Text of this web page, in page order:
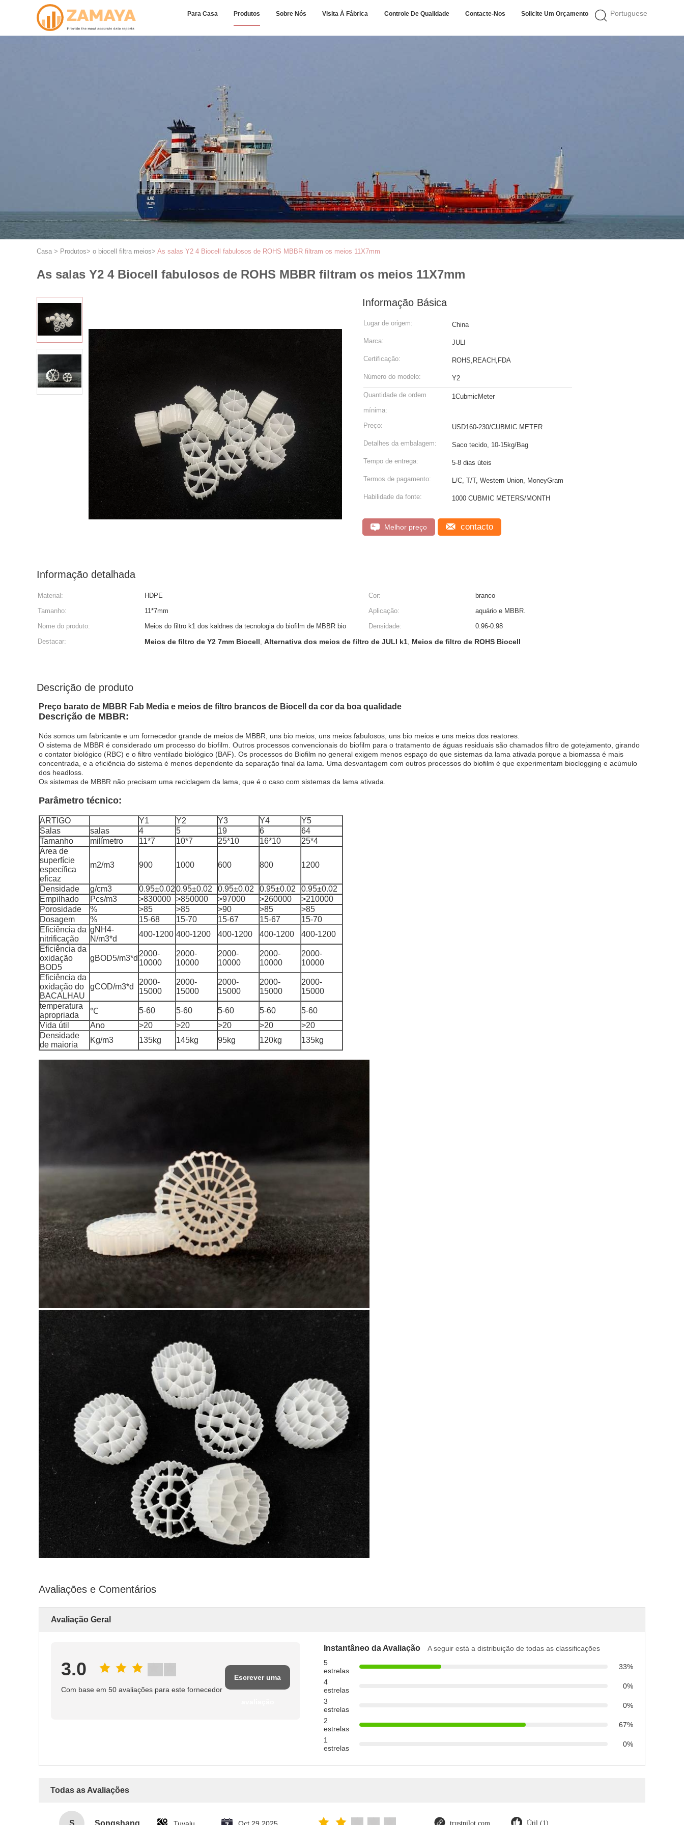
Portuguese
Para Casa Produtos Sobre Nós Visita À Fábrica Controle De Qualidade Contacte-Nos Solicite Um Orçamento
Casa > Produtos> o biocell filtra meios> As salas Y2 4 Biocell fabulosos de ROHS MBBR filtram os meios 11X7mm
As salas Y2 4 Biocell fabulosos de ROHS MBBR filtram os meios 11X7mm
Informação Básica
Lugar de origem: China
Marca: JULI
Certificação: ROHS,REACH,FDA
Número do modelo: Y2
Quantidade de ordem
mínima:
1CubmicMeter
Preço: USD160-230/CUBMIC METER
Detalhes da embalagem: Saco tecido, 10-15kg/Bag
Tempo de entrega: 5-8 dias úteis
Termos de pagamento: L/C, T/T, Western Union, MoneyGram
Habilidade da fonte: 1000 CUBMIC METERS/MONTH
Melhor preço contacto
Informação detalhada
Material: HDPE Cor:
branco
Tamanho:
11*7mm Aplicação:
aquário e MBBR.
Nome do produto:
Meios do filtro k1 dos kaldnes da tecnologia do biofilm de MBBR bio Densidade:
0.96-0.98
Destacar:
Meios de filtro de Y2 7mm Biocell, Alternativa dos meios de filtro de JULI k1, Meios de filtro de ROHS Biocell
Descrição de produto
Preço barato de MBBR Fab Media e meios de filtro brancos de Biocell da cor da boa qualidade
Descrição de MBBR:
Nós somos um fabricante e um fornecedor grande de meios de MBBR, uns bio meios, uns meios fabulosos, uns bio meios e uns meios dos reatores.
O sistema de MBBR é considerado um processo do biofilm. Outros processos convencionais do biofilm para o tratamento de águas residuais são chamados filtro de gotejamento, girando
o contator biológico (RBC) e o filtro ventilado biológico (BAF). Os processos do Biofilm no general exigem menos espaço do que sistemas da lama ativada porque a biomassa é mais
concentrada, e a eficiência do sistema é menos dependente da separação final da lama. Uma desvantagem com outros processos do biofilm é que experimentam bioclogging e acúmulo
dos headloss.
Os sistemas de MBBR não precisam uma reciclagem da lama, que é o caso com sistemas da lama ativada.
Parâmetro técnico:
ARTIGO Y1 Y2 Y3 Y4
Y5
Salas
salas 4 5 19 6
64
Tamanho
milímetro 11*7 10*7 25*10 16*10
25*4
Área de
superfície
específica
eficaz
m2/m3 900 1000 600 800 1200
Densidade g/cm3 0.95±0.020.95±0.02 0.95±0.02 0.95±0.02
0.95±0.02
Empilhado
Pcs/m3 >830000 >850000 >97000 >260000
>210000
Porosidade
% >85 >85 >90 >85
>85
Dosagem
% 15-68 15-70 15-67 15-67
15-70
Eficiência da
nitrificação
gNH4-
N/m3*d
400-1200 400-1200 400-1200 400-1200
400-1200
Eficiência da
oxidação
BOD5
gBOD5/m3*d
2000-
10000
2000-
10000
2000-
10000
2000-
10000
2000-
10000
Eficiência da
oxidação do
BACALHAU
gCOD/m3*d
2000-
15000
2000-
15000
2000-
15000
2000-
15000
2000-
15000
temperatura
apropriada
℃ 5-60 5-60 5-60 5-60
5-60
Vida útil
Ano >20 >20 >20 >20
>20
Densidade
de maioria
Kg/m3 135kg 145kg 95kg 120kg 135kg
Avaliações e Comentários
Avaliação Geral
3.0
Com base em 50 avaliações para este fornecedor
Escrever uma
Instantâneo da Avaliação
A seguir está a distribuição de todas as classificações
5
estrelas
33%
4
estrelas
0%
3
estrelas
0%
2
estrelas
67%
1
estrelas
0%
Todas as Avaliações
S Songshang trustpilot.com Útil (1)